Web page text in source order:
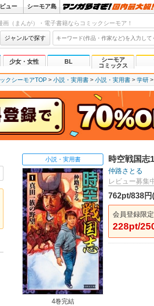
ュー シーモア島
画（まんが）・電子書籍ならコミックシーモア！
ジャンルで探す
少女・女性 BL
シーモア
コミックス
クシーモアTOP 小説・実用書 小説・実用書 学研
小説・実用書
4巻完結
時空戦国志
仲路さとる
レビュー募集
762pt/838円
会員登録限
228pt/